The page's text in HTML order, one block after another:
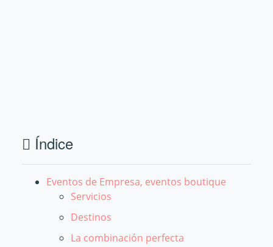
Índice
Eventos de Empresa, eventos boutique
Servicios
Destinos
La combinación perfecta